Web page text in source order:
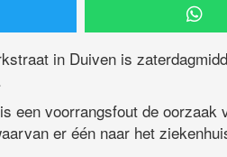
in Duiven is
een voorrangsfout de oorzaak
er één naar het